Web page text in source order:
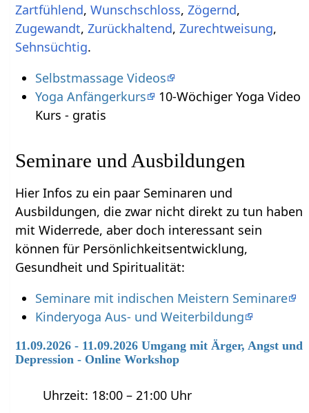
, ,
,
, ,
,
Sehnsüchtig.
Selbstmassage Videos
Yoga Anfängerkurs
10-Wöchiger Yoga Video
Kurs - gratis
Seminare und Ausbildungen
Hier Infos zu ein paar Seminaren und
Ausbildungen, die zwar nicht direkt zu tun haben
mit Widerrede‏‎, aber doch interessant sein
können für Persönlichkeitsentwicklung,
Gesundheit und Spiritualität:
Seminare mit indischen Meistern Seminare
Kinderyoga Aus- und Weiterbildung
11.09.2026 - 11.09.2026 Umgang mit Ärger, Angst und
Depression - Online Workshop
Uhrzeit: 18:00 – 21:00 Uhr